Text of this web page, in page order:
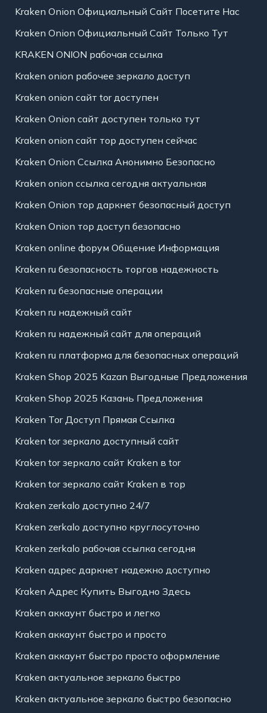
Kraken Onion Официальный Сайт Посетите Нас
Kraken Onion Официальный Сайт Только Тут
KRAKEN ONION рабочая ссылка
Kraken onion рабочее зеркало доступ
Kraken onion сайт tor доступен
Kraken Onion сайт доступен только тут
Kraken onion сайт тор доступен сейчас
Kraken Onion Ссылка Анонимно Безопасно
Kraken onion ссылка сегодня актуальная
Kraken Onion тор даркнет безопасный доступ
Kraken Onion тор доступ безопасно
Kraken online форум Общение Информация
Kraken ru безопасность торгов надежность
Kraken ru безопасные операции
Kraken ru надежный сайт
Kraken ru надежный сайт для операций
Kraken ru платформа для безопасных операций
Kraken Shop 2025 Kazan Выгодные Предложения
Kraken Shop 2025 Казань Предложения
Kraken Tor Доступ Прямая Ссылка
Kraken tor зеркало доступный сайт
Kraken tor зеркало сайт Kraken в tor
Kraken tor зеркало сайт Kraken в тор
Kraken zerkalo доступно 24/7
Kraken zerkalo доступно круглосуточно
Kraken zerkalo рабочая ссылка сегодня
Kraken адрес даркнет надежно доступно
Kraken Адрес Купить Выгодно Здесь
Kraken аккаунт быстро и легко
Kraken аккаунт быстро и просто
Kraken аккаунт быстро просто оформление
Kraken актуальное зеркало быстро
Kraken актуальное зеркало быстро безопасно